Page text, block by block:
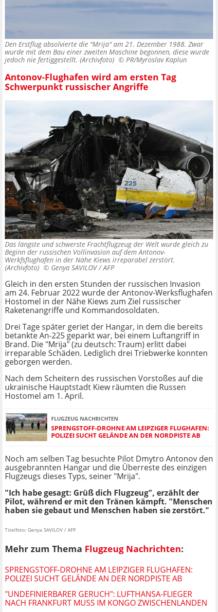
Den Erstflug absolvierte die "Mrija" am 21. Dezember 1988. Zwar
wurde mit dem Bau einer zweiten Maschine begonnen, diese wurde
jedoch nie fertiggestellt. (Archivfoto) © PR/Myroslav Kaplun
Antonov-Flughafen wird am ersten Tag
Schwerpunkt russischer Angriffe
Das längste und schwerste Frachtflugzeug der Welt wurde gleich zu
Beginn der russischen Vollinvasion auf dem Antonov-
Werkfsflughafen in der Nähe Kiews irreparabel zerstört.
(Archivfoto) © Genya SAVILOV / AFP
Gleich in den ersten Stunden der russischen Invasion
am 24. Februar 2022 wurde der Antonov-Werksflughafen
Hostomel in der Nähe Kiews zum Ziel russischer
Raketenangriffe und Kommandosoldaten.
Drei Tage später geriet der Hangar, in dem die bereits
betankte An-225 geparkt war, bei einem Luftangriff in
Brand. Die "Mrija" (zu deutsch: Traum) erlitt dabei
irreparable Schäden. Lediglich drei Triebwerke konnten
geborgen werden.
Nach dem Scheitern des russischen Vorstoßes auf die
ukrainische Hauptstadt Kiew räumten die Russen
Hostomel am 1. April.
FLUGZEUG NACHRICHTEN
SPRENGSTOFF-DROHNE AM LEIPZIGER FLUGHAFEN:
POLIZEI SUCHT GELÄNDE AN DER NORDPISTE AB
Noch am selben Tag besuchte Pilot Dmytro Antonov den
ausgebrannten Hangar und die Überreste des einzigen
Flugzeugs dieses Typs, seiner "Mrija".
"Ich habe gesagt: Grüß dich Flugzeug", erzählt der
Pilot, während er mit den Tränen kämpft. "Menschen
haben sie gebaut und Menschen haben sie zerstört."
Titelfoto: Genya SAVILOV / AFP
Mehr zum Thema Flugzeug Nachrichten:
SPRENGSTOFF-DROHNE AM LEIPZIGER FLUGHAFEN:
POLIZEI SUCHT GELÄNDE AN DER NORDPISTE AB
"UNDEFINIERBARER GERUCH": LUFTHANSA-FLIEGER
NACH FRANKFURT MUSS IM KONGO ZWISCHENLANDEN